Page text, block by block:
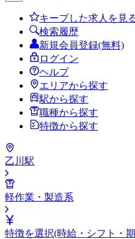
キープした求人を見
検索履歴
新規会員登録(無料)
ログイン
ヘルプ
エリアから探す
駅から探す
職種から探す
特徴から探す
乙川駅
軽作業・製造系
特徴を選択(時給・シフト・